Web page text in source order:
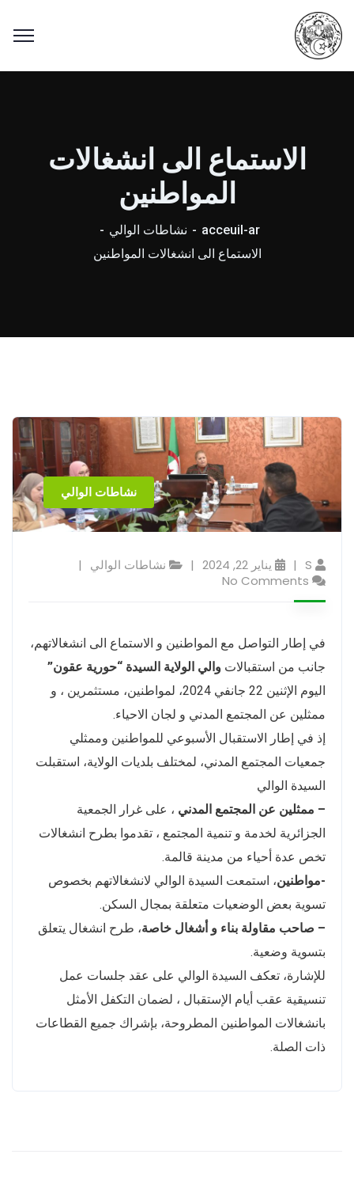
الاستماع الى انشغالات
المواطنين
acceuil-ar
نشاطات الوالي
الاستماع الى انشغالات المواطنين
نشاطات الوالي
S يناير 22, 2024
نشاطات الوالي
No Comments
في إطار التواصل مع المواطنين و الاستماع الى انشغالاتهم،
جانب من استقبالات والي الولاية السيدة “حورية عقون”
اليوم الإثنين 22 جانفي 2024، لمواطنين، مستثمرين ، و
ممثلين عن المجتمع المدني و لجان الاحياء.
إذ في إطار الاستقبال الأسبوعي للمواطنين وممثلي
جمعيات المجتمع المدني، لمختلف بلديات الولاية، استقبلت
السيدة الوالي
– ممثلين عن المجتمع المدني ، على غرار الجمعية
الجزائرية لخدمة و تنمية المجتمع ، تقدموا بطرح انشغالات
تخص عدة أحياء من مدينة قالمة.
-مواطنين، استمعت السيدة الوالي لانشغالاتهم بخصوص
تسوية بعض الوضعيات متعلقة بمجال السكن.
– صاحب مقاولة بناء و أشغال خاصة، طرح انشغال يتعلق
بتسوية وضعية.
للإشارة، تعكف السيدة الوالي على عقد جلسات عمل
تنسيقية عقب أيام الإستقبال ، لضمان التكفل الأمثل
بانشغالات المواطنين المطروحة، بإشراك جميع القطاعات
ذات الصلة.